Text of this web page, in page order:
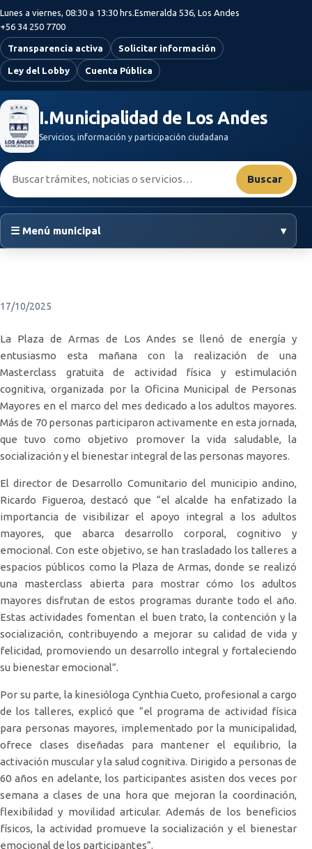
Saltar al contenido principal
Lunes a viernes, 08:30 a 13:30 hrs.Esmeralda 536, Los Andes
+56 34 250 7700
Transparencia activa Solicitar información
Ley del Lobby Cuenta Pública
I.Municipalidad de Los Andes
Servicios, información y participación ciudadana
Buscar:
Buscar
☰ Menú municipal ▾
17/10/2025
La Plaza de Armas de Los Andes se llenó de energía y
entusiasmo esta mañana con la realización de una
Masterclass gratuita de actividad física y estimulación
cognitiva, organizada por la Oficina Municipal de Personas
Mayores en el marco del mes dedicado a los adultos mayores.
Más de 70 personas participaron activamente en esta jornada,
que tuvo como objetivo promover la vida saludable, la
socialización y el bienestar integral de las personas mayores.
El director de Desarrollo Comunitario del municipio andino,
Ricardo Figueroa, destacó que “el alcalde ha enfatizado la
importancia de visibilizar el apoyo integral a los adultos
mayores, que abarca desarrollo corporal, cognitivo y
emocional. Con este objetivo, se han trasladado los talleres a
espacios públicos como la Plaza de Armas, donde se realizó
una masterclass abierta para mostrar cómo los adultos
mayores disfrutan de estos programas durante todo el año.
Estas actividades fomentan el buen trato, la contención y la
socialización, contribuyendo a mejorar su calidad de vida y
felicidad, promoviendo un desarrollo integral y fortaleciendo
su bienestar emocional”.
Por su parte, la kinesióloga Cynthia Cueto, profesional a cargo
de los talleres, explicó que “el programa de actividad física
para personas mayores, implementado por la municipalidad,
ofrece clases diseñadas para mantener el equilibrio, la
activación muscular y la salud cognitiva. Dirigido a personas de
60 años en adelante, los participantes asisten dos veces por
semana a clases de una hora que mejoran la coordinación,
flexibilidad y movilidad articular. Además de los beneficios
físicos, la actividad promueve la socialización y el bienestar
emocional de los participantes”.